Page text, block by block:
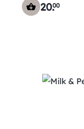
20.00